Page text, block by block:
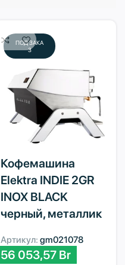
ПОД ЗАКА
З
Кофемашина
Elektra INDIE 2GR
INOX BLACK
черный, металлик
Артикул: gm021078
56 053,57 Br